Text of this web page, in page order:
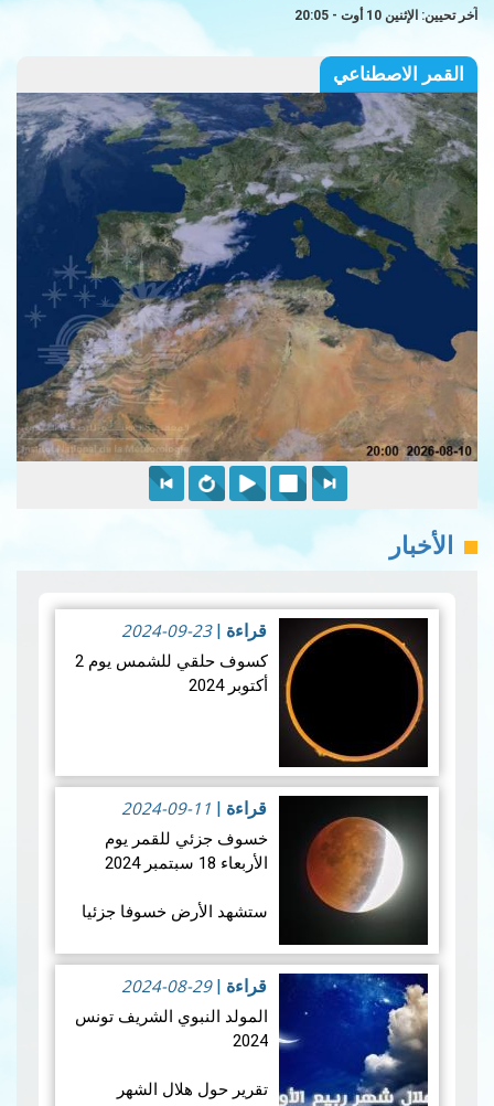
آخر تحيين: الإثنين 10 أوت - 20:05
القمر الاصطناعي
الأخبار
قراءة |
2024-09-23
كسوف حلقي للشمس يوم 2
أكتوبر 2024
حلقي الشمس يوم 2 أكتوبر
2024 يكون الكسوف جزئي
من بولينيزيا الفرنسية،
وككسوف شبه حلقي من
سان بيير وميكلون. يُعد هذا
الكسوف ال…
قراءة المزيد
قراءة 2024-09-11
خسوف جزئي للقمر يوم
الأربعاء 18 سبتمبر 2024
ستشهد الأرض خسوفا جزئيا
سبتمبر 2024 ، و يعتبر هذا
الخسوف الجزئي للقمر ،
الخسوف الثاني للقمر في
عام 2024. حيث…
قراءة |
2024-08-29
المولد النبوي الشريف تونس
2024
تقرير حول هلال الشهر